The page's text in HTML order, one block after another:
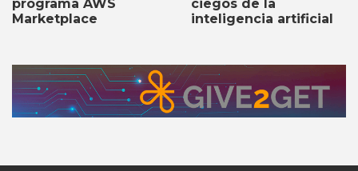
programa AWS
Marketplace
ciegos de la
inteligencia artificial